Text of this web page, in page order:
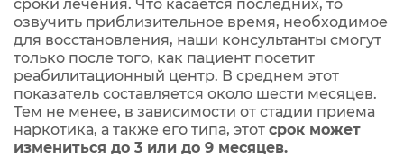
сроки лечения. Что касается последних, то
озвучить приблизительное время, необходимое
для восстановления, наши консультанты смогут
только после того, как пациент посетит
реабилитационный центр. В среднем этот
показатель составляется около шести месяцев.
Тем не менее, в зависимости от стадии приема
наркотика, а также его типа, этот срок может
измениться до 3 или до 9 месяцев.